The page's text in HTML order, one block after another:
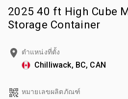
2025 40 ft High Cube
Storage Container
ตำแหน่งที่ตั้ง
Chilliwack, BC, CAN
หมายเลขผลิตภัณฑ์